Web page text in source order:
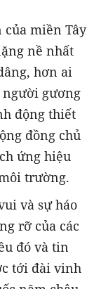
miền Tây
nề nhất
hơn ai
người gương
động thiết
đồng chủ
ứng hiệu
trường.
và sự háo
rỡ của các
đó và tin
tới đài vinh